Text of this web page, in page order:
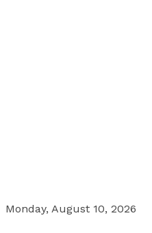
Monday, August 10, 2026